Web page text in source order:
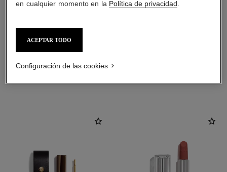
en cualquier momento en la Política de privacidad
ACEPTAR TODO
Configuración de las cookies